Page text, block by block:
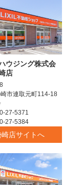
ウジング株式会
店
市連取元町114-18
27-5371
27-5384
崎店サイトへ